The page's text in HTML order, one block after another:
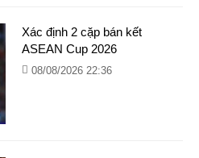
Xác định 2 cặp bán kết
ASEAN Cup 2026
08/08/2026 22:36